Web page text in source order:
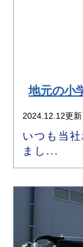
地元の小
2024.12.12更新
いつも当
まし...